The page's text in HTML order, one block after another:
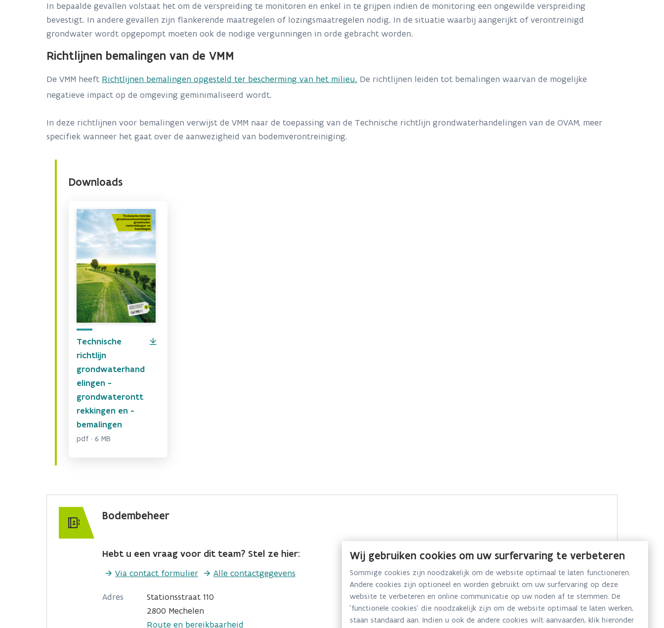
In bepaalde gevallen volstaat het om de verspreiding te monitoren en enkel in te grijpen indien de monitoring een ongewilde verspreiding
bevestigt. In andere gevallen zijn flankerende maatregelen of lozingsmaatregelen nodig. In de situatie waarbij aangerijkt of verontreinigd
grondwater wordt opgepompt moeten ook de nodige vergunningen in orde gebracht worden.
Richtlijnen bemalingen van de VMM
De VMM heeft Richtlijnen bemalingen opgesteld ter bescherming van het milieu. De richtlijnen leiden tot bemalingen waarvan de mogelijke
negatieve impact op de omgeving geminimaliseerd wordt.
In deze richtlijnen voor bemalingen verwijst de VMM naar de toepassing van de Technische richtlijn grondwaterhandelingen van de OVAM, meer
specifiek wanneer het gaat over de aanwezigheid van bodemverontreiniging.
Downloads
Technische
richtlijn
grondwaterhand
elingen -
grondwaterontt
rekkingen en -
bemalingen
pdf · 6 MB
Bodembeheer
Hebt u een vraag voor dit team? Stel ze hier:
Via contact formulier Alle contactgegevens
Adres
Stationsstraat 110
2800 Mechelen
Route en bereikbaarheid
Wij gebruiken cookies om uw surfervaring te verbeteren
Sommige cookies zijn noodzakelijk om de website optimaal te laten functioneren.
Andere cookies zijn optioneel en worden gebruikt om uw surfervaring op deze
website te verbeteren en online communicatie op uw noden af te stemmen. De
'functionele cookies' die noodzakelijk zijn om de website optimaal te laten werken,
staan standaard aan. Indien u ook de andere cookies wilt aanvaarden, klik hieronder